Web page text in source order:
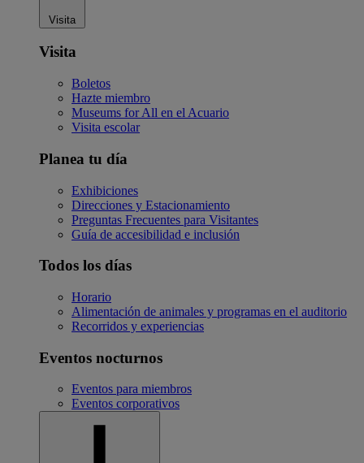
Visita
Visita
Boletos
Hazte miembro
Museums for All en el Acuario
Visita escolar
Planea tu día
Exhibiciones
Direcciones y Estacionamiento
Preguntas Frecuentes para Visitantes
Guía de accesibilidad e inclusión
Todos los días
Horario
Alimentación de animales y programas en el auditorio
Recorridos y experiencias
Eventos nocturnos
Eventos para miembros
Eventos corporativos